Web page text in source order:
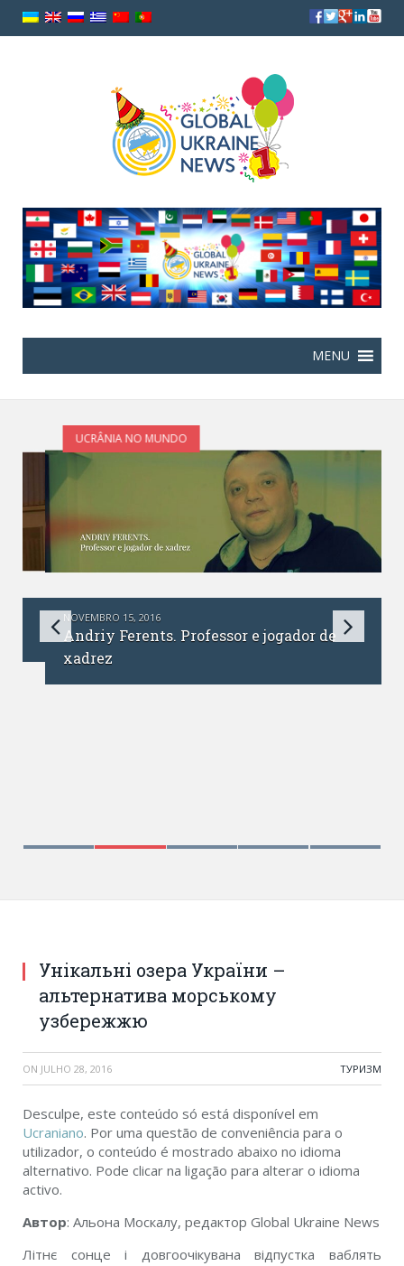
UCRÂNIA NO MUNDO
NOVEMBRO 15, 2016
Andriy Ferents. Professor e jogador de
xadrez
Унікальні озера України –
альтернатива морському
узбережжю
ON JULHO 28, 2016 ТУРИЗМ
Desculpe, este conteúdo só está disponível em
Ucraniano. Por uma questão de conveniência para o
utilizador, o conteúdo é mostrado abaixo no idioma
alternativo. Pode clicar na ligação para alterar o idioma
activo.
Автор: Альона Москалу, редактор Global Ukraine News
Літнє сонце і довгоочікувана відпустка ваблять